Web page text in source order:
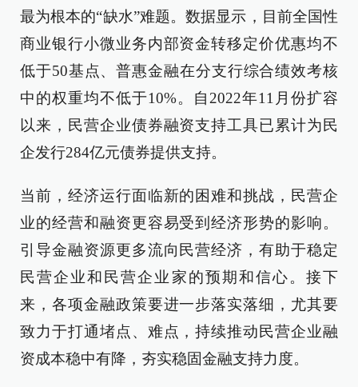
最为根本的“缺水”难题。数据显示，目前全国性
商业银行小微业务内部资金转移定价优惠均不
低于50基点、普惠金融在分支行综合绩效考核
中的权重均不低于10%。自2022年11月份扩容
以来，民营企业债券融资支持工具已累计为民
企发行284亿元债券提供支持。
当前，经济运行面临新的困难和挑战，民营企
业的经营和融资更容易受到经济形势的影响。
引导金融资源更多流向民营经济，有助于稳定
民营企业和民营企业家的预期和信心。接下
来，各项金融政策要进一步落实落细，尤其要
致力于打通堵点、难点，持续推动民营企业融
资成本稳中有降，夯实稳固金融支持力度。